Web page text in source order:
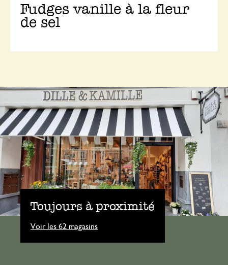
Fudges vanille à la fleur
de sel
Toujours à proximité
Voir les 62 magasins